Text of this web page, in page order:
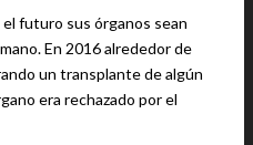
futuro sus órganos sean
En 2016 alrededor de
un transplante de algún
era rechazado por el